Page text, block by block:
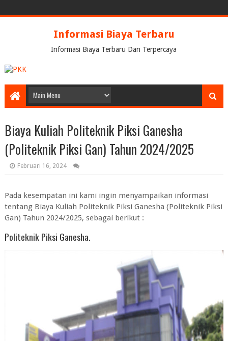
Informasi Biaya Terbaru
Informasi Biaya Terbaru Dan Terpercaya
Biaya Kuliah Politeknik Piksi Ganesha
(Politeknik Piksi Gan) Tahun 2024/2025
Februari 16, 2024
Pada kesempatan ini kami ingin menyampaikan informasi
tentang Biaya Kuliah Politeknik Piksi Ganesha (Politeknik Piksi
Gan) Tahun 2024/2025, sebagai berikut :
Politeknik Piksi Ganesha.